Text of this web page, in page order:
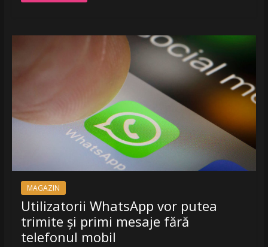
MAGAZIN
Utilizatorii WhatsApp vor putea
trimite și primi mesaje fără
telefonul mobil